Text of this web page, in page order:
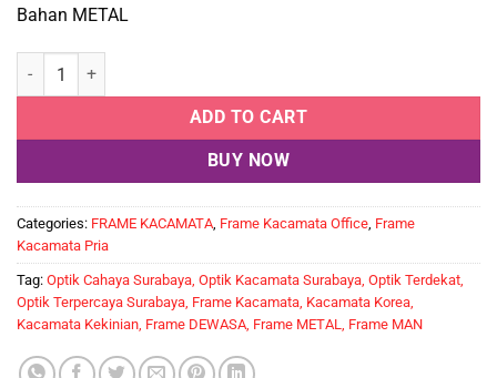
Bahan METAL
FILA VF1206 C0627 quantity
ADD TO CART
BUY NOW
Categories: FRAME KACAMATA Frame Kacamata Office Frame
Kacamata Pria
Tag: Optik Cahaya Surabaya, Optik Kacamata Surabaya, Optik Terdekat,
Optik Terpercaya Surabaya, Frame Kacamata, Kacamata Korea,
Kacamata Kekinian, Frame DEWASA, Frame METAL, Frame MAN